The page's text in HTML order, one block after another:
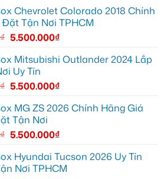
Chevrolet Colorado 2018 Chính
Tận Nơi TPHCM
₫ 5.500.000₫
Mitsubishi Outlander 2024 Lắp
Uy Tín
₫ 5.500.000₫
MG ZS 2026 Chính Hãng Giá
Tận Nơi
₫ 5.500.000₫
Hyundai Tucson 2026 Uy Tín
Nơi TPHCM